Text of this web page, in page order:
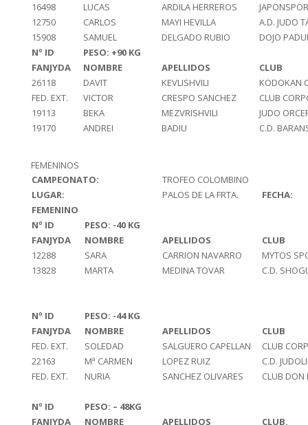
16498
LUCAS ARDILA HERREROS
12750
CARLOS MAYI HEVILLA
A.D. JUDO
15908
SAMUEL DELGADO RUBIO
DOJO
Nº ID
PESO: +90 KG
FANJYDA
NOMBRE APELLIDOS
CLUB
26118
DAVIT KEVLISHVILI
KODOKAN
FED. EXT.
VICTOR CRESPO SANCHEZ
CLUB
19113
BEKA MEZVRISHVILI
JUDO
19170
ANDREI BADIU C.D.
FEMENINOS
CAMPEONATO:
TROFEO COLOMBINO
LUGAR:
PALOS DE LA FRTA.
FECHA:
FEMENINO
Nº ID
PESO: -40 KG
FANJYDA
NOMBRE APELLIDOS
CLUB
12288
SARA CARRION NAVARRO
MYTOS
13828
MARTA MEDINA TOVAR C.D.
Nº ID
PESO: -44 KG
FANJYDA
NOMBRE APELLIDOS
CLUB
FED. EXT.
SOLEDAD SALGUERO CAPELLAN
CLUB
22163
Mª CARMEN LOPEZ RUIZ
C.D.
FED. EXT.
NURIA SANCHEZ OLIVARES CLUB DON
Nº ID
PESO: – 48KG
FANJYDA
NOMBRE APELLIDOS CLUB.